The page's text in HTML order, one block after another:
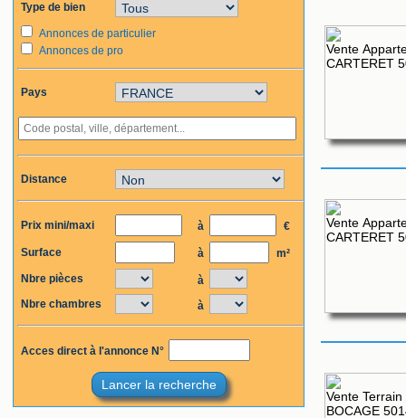
Type de bien
Annonces de particulier
Annonces de pro
Pays
Distance
Prix mini/maxi à €
Surface à
m²
Nbre pièces
à
Nbre chambres
à
Acces direct à l'annonce N°
Lancer la recherche